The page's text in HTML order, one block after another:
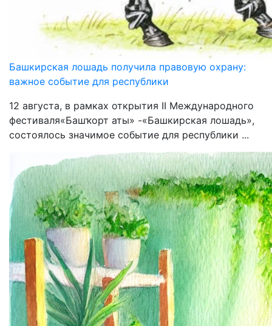
Башкирская лошадь получила правовую охрану:
важное событие для республики
12 августа, в рамках открытия II Международного
фестиваля«Башҡорт аты» -«Башкирская лошадь»,
состоялось значимое событие для республики ...